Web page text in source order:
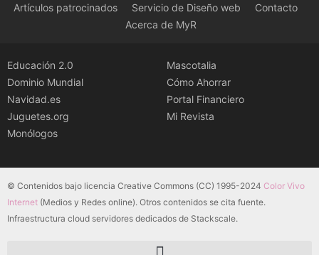
Artículos patrocinados Servicio de Diseño web
Contacto
Acerca de MyR
Educación 2.0
Dominio Mundial
Navidad.es
Juguetes.org
Monólogos
Mascotalia
Cómo Ahorrar
Portal Financiero
Mi Revista
© Contenidos bajo licencia Creative Commons (CC) 1995-2024 Color Vivo
Internet (Medios y Redes online). Otros contenidos se cita fuente.
Infraestructura cloud servidores dedicados de Stackscale.